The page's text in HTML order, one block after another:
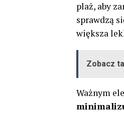
plaż, aby
sprawdzą
większa
Zobacz
Ważnym